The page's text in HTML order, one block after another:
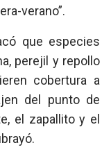
verano”.
que especies
perejil y repollo
cobertura a
del punto de
el zapallito y el